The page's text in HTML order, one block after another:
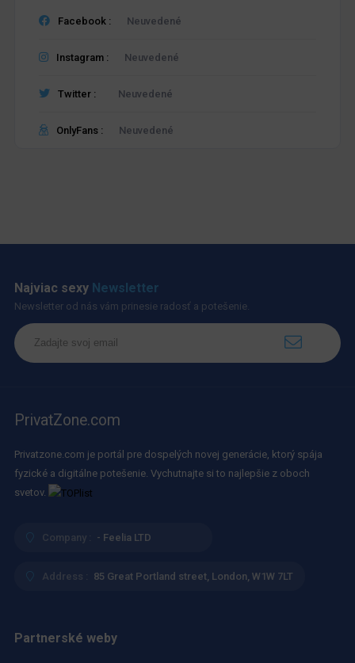
Facebook : Neuvedené
Instagram : Neuvedené
Twitter : Neuvedené
OnlyFans : Neuvedené
Najviac sexy Newsletter
Newsletter od nás vám prinesie radosť a potešenie.
PrivatZone.com
Privatzone.com je portál pre dospelých novej generácie, ktorý spája
fyzické a digitálne potešenie. Vychutnajte si to najlepšie z oboch
svetov.
Company : - Feelia LTD
Address : 85 Great Portland street, London, W1W 7LT
Partnerské weby